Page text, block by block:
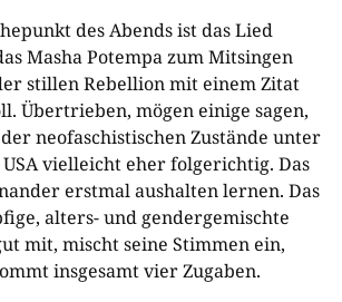
des Abends ist das Lied
Masha Potempa zum Mitsingen
stillen Rebellion mit einem Zitat
Übertrieben, mögen einige sagen,
neofaschistischen Zustände unter
vielleicht eher folgerichtig. Das
erstmal aushalten lernen. Das
alters- und gendergemischte
mit, mischt seine Stimmen ein,
insgesamt vier Zugaben.